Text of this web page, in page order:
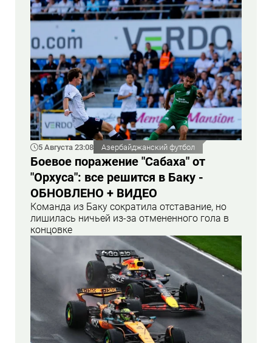
5 Августа 23:08 Азербайджанский футбол
Боевое поражение "Сабаха" от
"Орхуса": все решится в Баку -
ОБНОВЛЕНО + ВИДЕО
Команда из Баку сократила отставание, но
лишилась ничьей из-за отмененного гола в
концовке